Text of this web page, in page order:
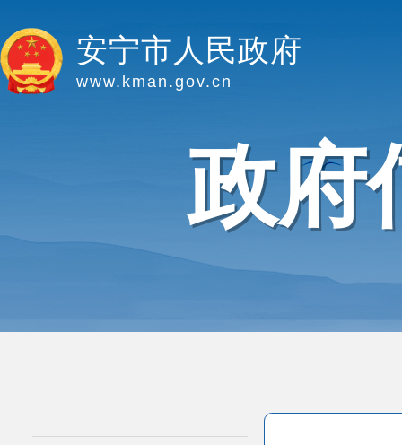
安宁市人民政府
www.kman.gov.cn
政府